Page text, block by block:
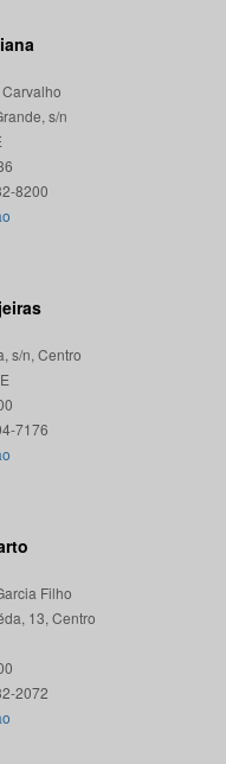
s/n
s/n, Centro
Filho
13, Centro